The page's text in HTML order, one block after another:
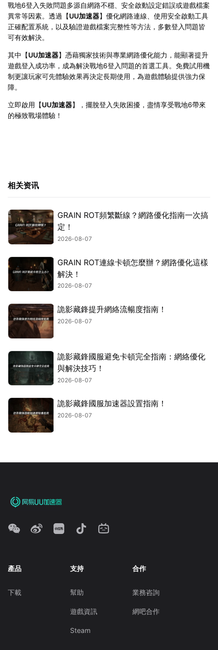
戰地6登入失敗問題多源自網路不穩、安全啟動設定錯誤或遊戲檔案
異常等因素。透過【UU加速器】優化網路連線、使用安全啟動工具
正確配置系統，以及驗證遊戲檔案完整性等方法，多數登入問題皆
可有效解決。
其中【UU加速器】憑藉獨家技術與專業網路優化能力，能顯著提升
遊戲登入成功率，成為解決戰地6登入問題的首選工具。免費試用機
制更讓玩家可先體驗效果再決定長期使用，為遊戲體驗提供強力保
障。
立即啟用【UU加速器】，擺脫登入失敗困擾，盡情享受戰地6帶來
的極致戰場體驗！
相关资讯
GRAIN ROT頻繁斷線？網路優化指南一次搞
定！
2026-08-07
GRAIN ROT連線卡頓怎麼辦？網路優化這樣
解決！
2026-08-07
詭影藏鋒提升網絡流暢度指南！
2026-08-07
詭影藏鋒國服避免卡頓完全指南：網絡優化
與解決技巧！
2026-08-07
詭影藏鋒國服加速器設置指南！
2026-08-07
產品
下載
支持
幫助
遊戲資訊
Steam
合作
業務咨詢
網吧合作